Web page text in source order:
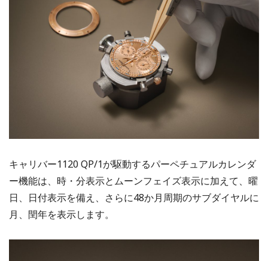
キャリバー1120 QP/1が駆動するパーペチュアルカレンダ
ー機能は、時・分表示とムーンフェイズ表示に加えて、曜
日、日付表示を備え、さらに48か月周期のサブダイヤルに
月、閏年を表示します。